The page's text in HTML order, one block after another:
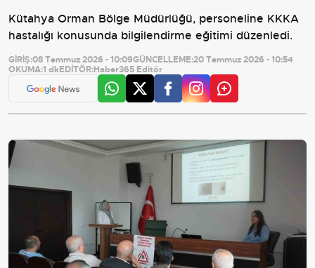
Kütahya Orman Bölge Müdürlüğü, personeline KKKA
hastalığı konusunda bilgilendirme eğitimi düzenledi.
GİRİŞ:08 Temmuz 2026 - 10:09GÜNCELLEME:20 Temmuz 2026 - 10:54
OKUMA:1 dkEDİTÖR:Haber365 Editör